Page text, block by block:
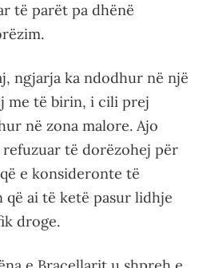
të parët pa dhënë
ngjarja ka ndodhur në një
me të birin, i cili prej
në zona malore. Ajo
të dorëzohej për
e konsideronte të
ai të ketë pasur lidhje
droge.